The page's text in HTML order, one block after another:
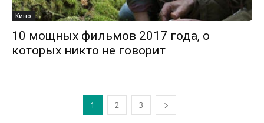
Кино
10 мощных фильмов 2017 года, о
которых никто не говорит
1 2 3